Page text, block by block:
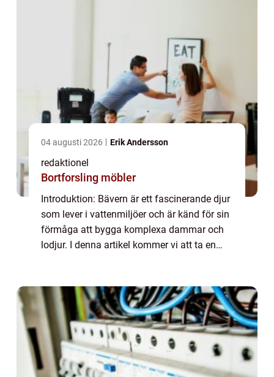
04 augusti 2026 Erik Andersson
redaktionel
Bortforsling möbler
Introduktion: Bävern är ett fascinerande djur
som lever i vattenmiljöer och är känd för sin
förmåga att bygga komplexa dammar och
lodjur. I denna artikel kommer vi att ta en